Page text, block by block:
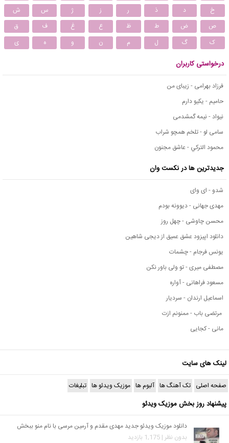
خ
د ذ ر ز ژ س
ش
ص
ض ط ظ ع غ ف
ق
ک
گ ل م ن و ه ی
درخواستی کاربران
فرزاد بهرامی - زیبای من
حامیم - یکیو دارم
نیواد - نیمه گمشدمی
سامی لو - تلخم همچو شراب
محمود التركي - عاشق مجنون
جدیدترین ها در نکست وان
شدو - ای وای
مهدی جهانی - دیوونه بودم
محسن چاوشی - چهل روز
دانلود اپیزود عشق عمیق از دیجی شاهین
یونس فرجام - چشمات
مصطفی میری - تو ولی باور نکن
مسعود فراهانی - آواره
اسماعیل ارندان - سردیار
مرتضی باب - ممنونم ازت
مانی - کجایی
لینک های سایت
صفحه اصلی تک آهنگ ها آلبوم ها موزیک ویدئو ها تبلیغات
پیشنهاد روز بخش موزیک ویدئو
دانلود موزیک ویدئو جدید مهدی مقدم و آرمین مرسی با نام منو ببخش
بدون نظر | 1,175 بازدید